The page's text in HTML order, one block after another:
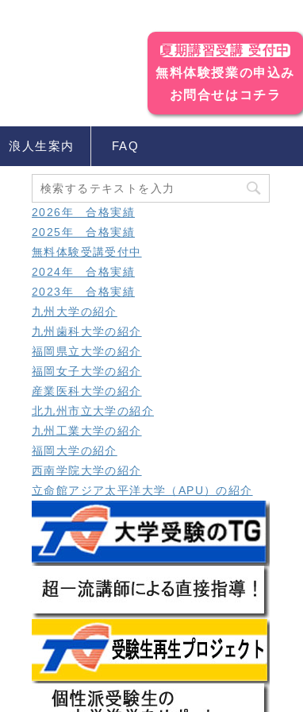
夏期講習受講 受付中
無料体験授業の申込み
お問合せはコチラ
浪人生案内 FAQ
2026年 合格実績
2025年 合格実績
無料体験受講受付中
2024年 合格実績
2023年 合格実績
九州大学の紹介
九州歯科大学の紹介
福岡県立大学の紹介
福岡女子大学の紹介
産業医科大学の紹介
北九州市立大学の紹介
九州工業大学の紹介
福岡大学の紹介
西南学院大学の紹介
立命館アジア太平洋大学（APU）の紹介